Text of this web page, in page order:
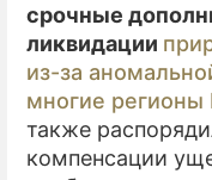
срочные
ликвидации
из-за
многие регионы
также
компенсации